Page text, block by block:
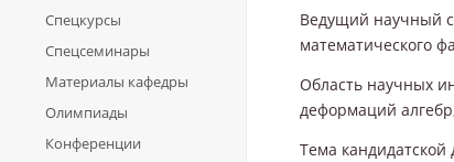
Спецкурсы
Спецсеминары
Материалы кафедры
Олимпиады
Конференции
Ведущий научный
математического
Область научных
деформаций
Тема кандидатской